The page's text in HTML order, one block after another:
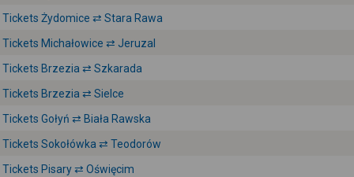
Tickets Żydomice ⇄ Stara Rawa
Tickets Michałowice ⇄ Jeruzal
Tickets Brzezia ⇄ Szkarada
Tickets Brzezia ⇄ Sielce
Tickets Gołyń ⇄ Biała Rawska
Tickets Sokołówka ⇄ Teodorów
Tickets Pisary ⇄ Oświęcim